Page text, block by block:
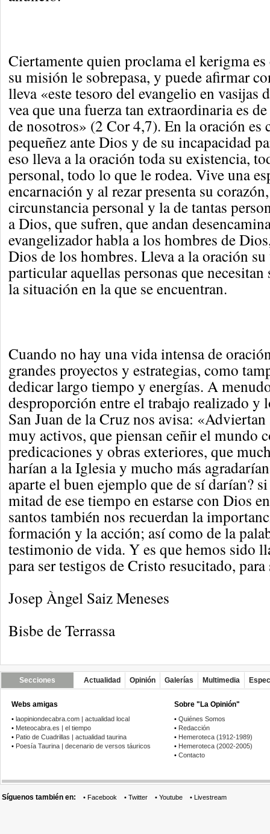
Ciertamente quien proclama el kerigma
su misión le sobrepasa, y puede afirmar
lleva «este tesoro del evangelio en vasijas
vea que una fuerza tan extraordinaria es
de nosotros» (2 Cor 4,7). En la oración es
pequeñez ante Dios y de su incapacidad
eso lleva a la oración toda su existencia,
personal, todo lo que le rodea. Vive una
encarnación y al rezar presenta su
circunstancia personal y la de tantas
a Dios, que sufren, que andan
evangelizador habla a los hombres de
Dios de los hombres. Lleva a la oración
particular aquellas personas que necesitan
la situación en la que se encuentran.
Cuando no hay una vida intensa de
grandes proyectos y estrategias, como
dedicar largo tiempo y energías. A
desproporción entre el trabajo realizado y
San Juan de la Cruz nos avisa:
muy activos, que piensan ceñir el mundo
predicaciones y obras exteriores, que
harían a la Iglesia y mucho más
aparte el buen ejemplo que de sí darían?
mitad de ese tiempo en estarse con Dios
santos también nos recuerdan la
formación y la acción; así como de la
testimonio de vida. Y es que hemos sido
para ser testigos de Cristo resucitado,
Josep Àngel Saiz Meneses
Bisbe de Terrassa
Secciones Actualidad Opinión Galerías Multimedia
Webs amigas
• laopiniondecabra.com | actualidad local
• Meteocabra.es | el tiempo
• Patio de Cuadrillas | actualidad taurina
• Poesía Taurina | decenario de versos táuricos
Sobre "La Opinión"
• Quiénes Somos
• Redacción
• Hemeroteca (1912-1989)
• Hemeroteca (2002-2005)
• Contacto
Síguenos también en: • Facebook • Twitter • Youtube • Livestream